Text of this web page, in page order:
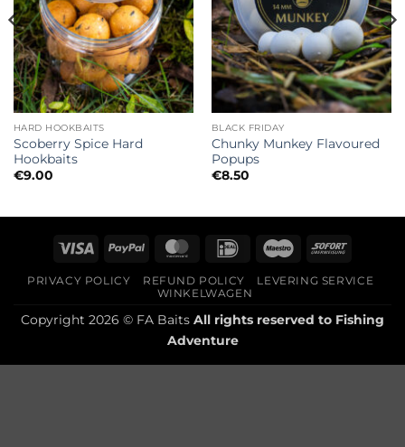
HARD HOOKBAITS
Scoberry Spice Hard
Hookbaits
€9.00
BLACK FRIDAY
Chunky Munkey Flavoured
Popups
€8.50
Visa PayPal MasterCard
IDeal MaestroSofort
PRIVACY POLICY REFUND POLICY
LEVERING SERVICE
WINKELWAGEN
Copyright 2026 © FA Baits All rights reserved to Fishing
Adventure